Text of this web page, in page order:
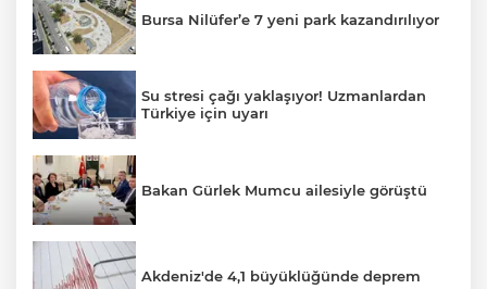
Bursa Nilüfer’e 7 yeni park kazandırılıyor
Su stresi çağı yaklaşıyor! Uzmanlardan
Türkiye için uyarı
Bakan Gürlek Mumcu ailesiyle görüştü
Akdeniz'de 4,1 büyüklüğünde deprem